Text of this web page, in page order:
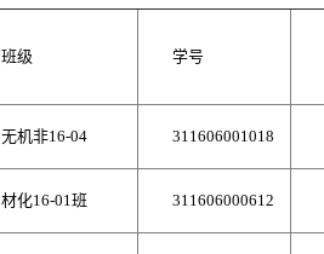
班级 学号
无机非16-04 311606001018
材化16-01班 311606000612